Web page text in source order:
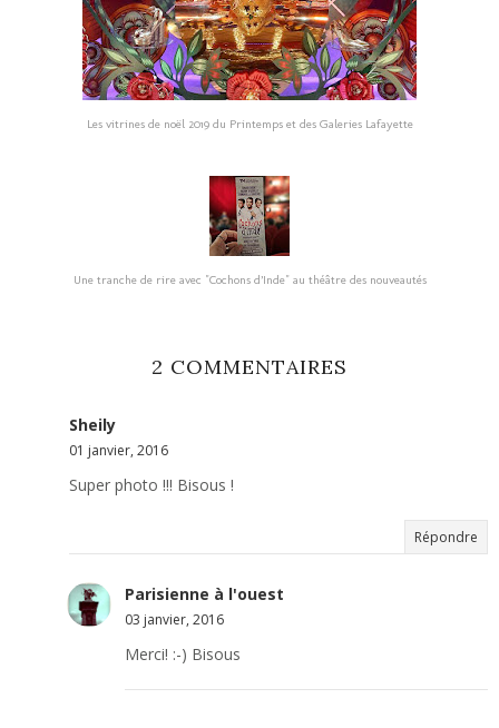
Les vitrines de noël 2019 du Printemps et des Galeries Lafayette
Une tranche de rire avec "Cochons d’Inde" au théâtre des nouveautés
2 COMMENTAIRES
Sheily
01 janvier, 2016
Super photo !!! Bisous !
Répondre
Parisienne à l'ouest
03 janvier, 2016
Merci! :-) Bisous